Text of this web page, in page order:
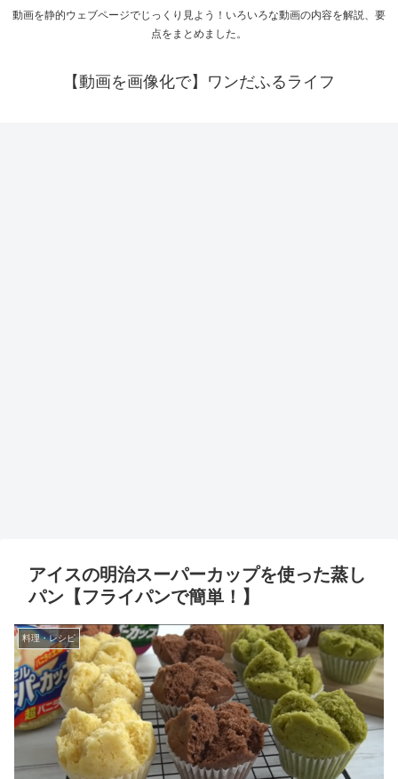
動画を静的ウェブページでじっくり見よう！いろいろな動画の内容を解説、要
点をまとめました。
【動画を画像化で】ワンだふるライフ
アイスの明治スーパーカップを使った蒸し
パン【フライパンで簡単！】
料理・レシピ